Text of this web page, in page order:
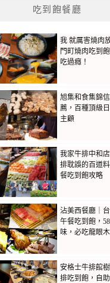
吃到飽餐廳
我 就厲害燒肉
門町燒肉吃到
吃過癮！
旭集和食集錦
薦，百種頂級
主顧
我家牛排中和
排耽誤的百道
餐吃到飽攻略
沾美西餐廳｜
午餐吃到飽，
味，必吃龍眼
安格士牛排館
排吃到飽，自